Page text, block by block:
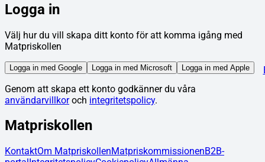
Logga in
Välj hur du vill skapa ditt konto för att komma igång med
Matpriskollen
Logga in med Google Logga in med Microsoft Logga in med Apple
Genom att skapa ett konto godkänner du våra
användarvillkor och integritetspolicy.
Matpriskollen
KontaktOm MatpriskollenMatpriskommissionenB2B-